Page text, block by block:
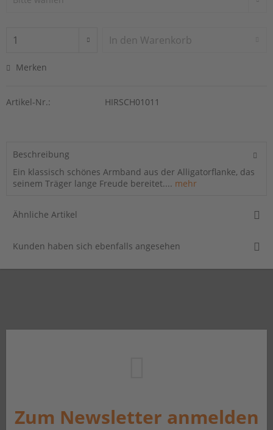
In den Warenkorb
Merken
Artikel-Nr.: HIRSCH01011
Beschreibung
Ein klassisch schönes Armband aus der Alligatorflanke, das
seinem Träger lange Freude bereitet.... mehr
Ähnliche Artikel
Kunden haben sich ebenfalls angesehen
Zum Newsletter anmelden